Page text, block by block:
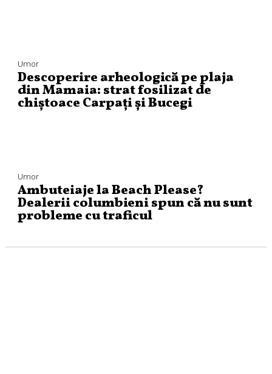
Umor
Descoperire arheologică pe plaja
din Mamaia: strat fosilizat de
chiștoace Carpați și Bucegi
Umor
Ambuteiaje la Beach Please?
Dealerii columbieni spun că nu sunt
probleme cu traficul